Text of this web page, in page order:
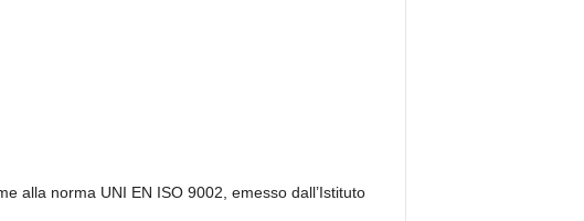
alla norma UNI EN ISO 9002, emesso dall’Istituto